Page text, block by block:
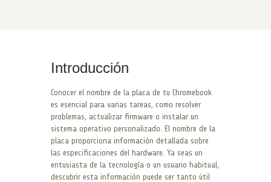
Introducción
Conocer el nombre de la placa de tu Chromebook
es esencial para varias tareas, como resolver
problemas, actualizar firmware o instalar un
sistema operativo personalizado. El nombre de la
placa proporciona información detallada sobre
las especificaciones del hardware. Ya seas un
entusiasta de la tecnología o un usuario habitual,
descubrir esta información puede ser tanto útil